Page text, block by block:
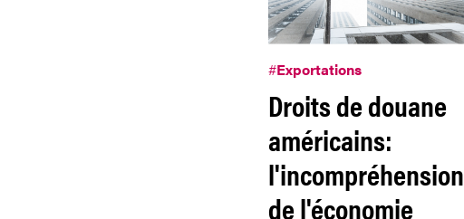
#Exportations
Droits de douane
américains:
l'incompréhension
de l'économie